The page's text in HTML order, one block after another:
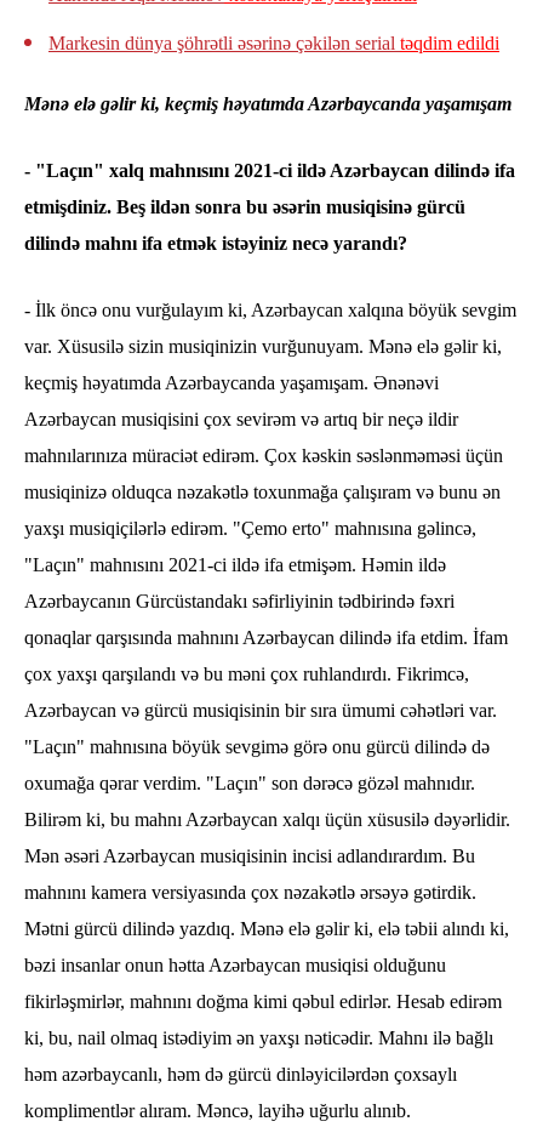
Markesin dünya şöhrətli əsərinə çəkilən serial təqdim edildi
Mənə elə gəlir ki, keçmiş həyatımda Azərbaycanda yaşamışam
- "Laçın" xalq mahnısını 2021-ci ildə Azərbaycan dilində ifa
etmişdiniz. Beş ildən sonra bu əsərin musiqisinə gürcü
dilində mahnı ifa etmək istəyiniz necə yarandı?
- İlk öncə onu vurğulayım ki, Azərbaycan xalqına böyük sevgim
var. Xüsusilə sizin musiqinizin vurğunuyam. Mənə elə gəlir ki,
keçmiş həyatımda Azərbaycanda yaşamışam. Ənənəvi
Azərbaycan musiqisini çox sevirəm və artıq bir neçə ildir
mahnılarınıza müraciət edirəm. Çox kəskin səslənməməsi üçün
musiqinizə olduqca nəzakətlə toxunmağa çalışıram və bunu ən
yaxşı musiqiçilərlə edirəm. "Çemo erto" mahnısına gəlincə,
"Laçın" mahnısını 2021-ci ildə ifa etmişəm. Həmin ildə
Azərbaycanın Gürcüstandakı səfirliyinin tədbirində fəxri
qonaqlar qarşısında mahnını Azərbaycan dilində ifa etdim. İfam
çox yaxşı qarşılandı və bu məni çox ruhlandırdı. Fikrimcə,
Azərbaycan və gürcü musiqisinin bir sıra ümumi cəhətləri var.
"Laçın" mahnısına böyük sevgimə görə onu gürcü dilində də
oxumağa qərar verdim. "Laçın" son dərəcə gözəl mahnıdır.
Bilirəm ki, bu mahnı Azərbaycan xalqı üçün xüsusilə dəyərlidir.
Mən əsəri Azərbaycan musiqisinin incisi adlandırardım. Bu
mahnını kamera versiyasında çox nəzakətlə ərsəyə gətirdik.
Mətni gürcü dilində yazdıq. Mənə elə gəlir ki, elə təbii alındı ki,
bəzi insanlar onun hətta Azərbaycan musiqisi olduğunu
fikirləşmirlər, mahnını doğma kimi qəbul edirlər. Hesab edirəm
ki, bu, nail olmaq istədiyim ən yaxşı nəticədir. Mahnı ilə bağlı
həm azərbaycanlı, həm də gürcü dinləyicilərdən çoxsaylı
komplimentlər alıram. Məncə, layihə uğurlu alınıb.